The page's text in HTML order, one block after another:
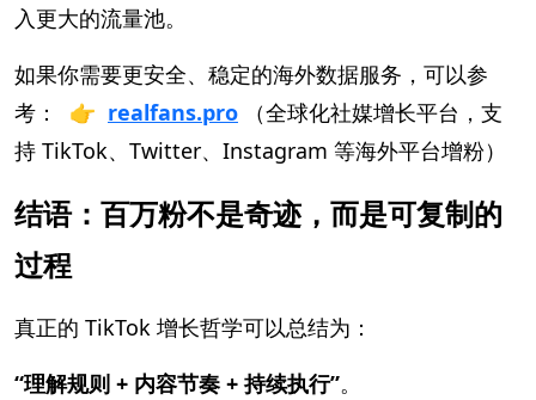
入更大的流量池。
如果你需要更安全、稳定的海外数据服务，可以参
考： 👉 realfans.pro （全球化社媒增长平台，支
持 TikTok、Twitter、Instagram 等海外平台增粉）
结语：百万粉不是奇迹，而是可复制的
过程
真正的 TikTok 增长哲学可以总结为：
“理解规则 + 内容节奏 + 持续执行”。